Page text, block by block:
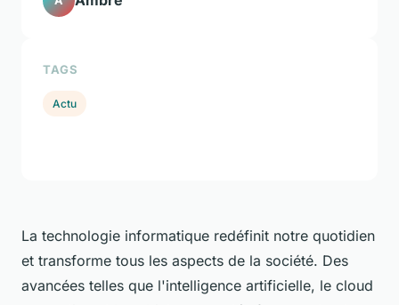
La technologie informatique redéfinit notre quotidien
et transforme tous les aspects de la société. Des
avancées telles que l'intelligence artificielle, le cloud
TAGS
Actu